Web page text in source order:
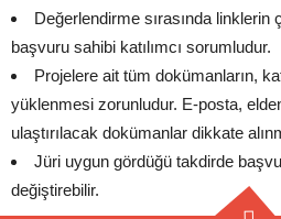
Değerlendirme sırasında linklerin
başvuru sahibi katılımcı sorumludur.
Projelere ait tüm dokümanların,
yüklenmesi zorunludur. E-posta,
ulaştırılacak dokümanlar dikkate
Jüri uygun gördüğü takdirde
değiştirebilir.